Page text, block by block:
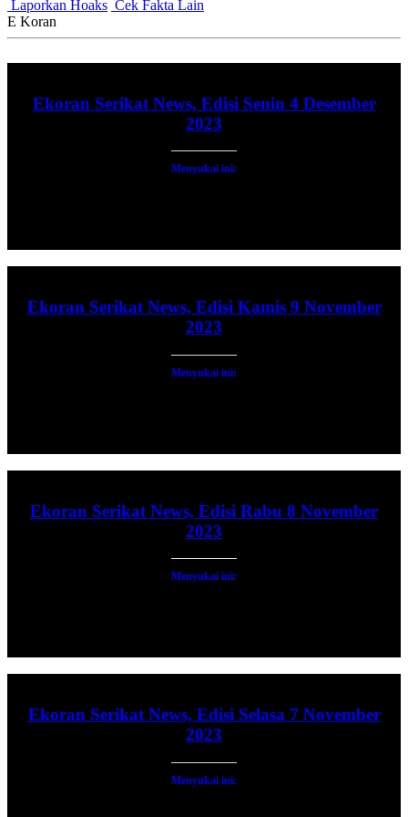
Laporkan Hoaks Cek Fakta Lain
E Koran
Ekoran Serikat News, Edisi Senin 4 Desember
2023
Menyukai ini:
Ekoran Serikat News, Edisi Kamis 9 November
2023
Menyukai ini:
Ekoran Serikat News, Edisi Rabu 8 November
2023
Menyukai ini:
Ekoran Serikat News, Edisi Selasa 7 November
2023
Menyukai ini: